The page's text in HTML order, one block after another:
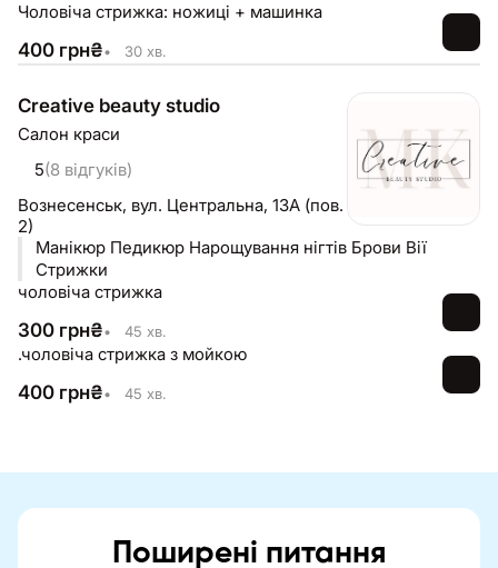
Чоловіча стрижка: ножиці + машинка
400 грн₴• 30 хв.
Creative beauty studio
Салон краси
5(8 відгуків)
Вознесенськ, вул. Центральна, 13А (пов.
2)
Манікюр Педикюр Нарощування нігтів Брови Вії
Стрижки
чоловіча стрижка
300 грн₴• 45 хв.
.чоловіча стрижка з мойкою
400 грн₴• 45 хв.
Поширені питання